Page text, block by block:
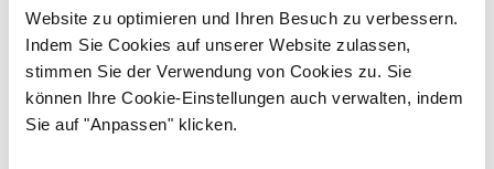
Website zu optimieren und Ihren Besuch zu verbessern.
Indem Sie Cookies auf unserer Website zulassen,
stimmen Sie der Verwendung von Cookies zu. Sie
können Ihre Cookie-Einstellungen auch verwalten, indem
Sie auf "Anpassen" klicken.